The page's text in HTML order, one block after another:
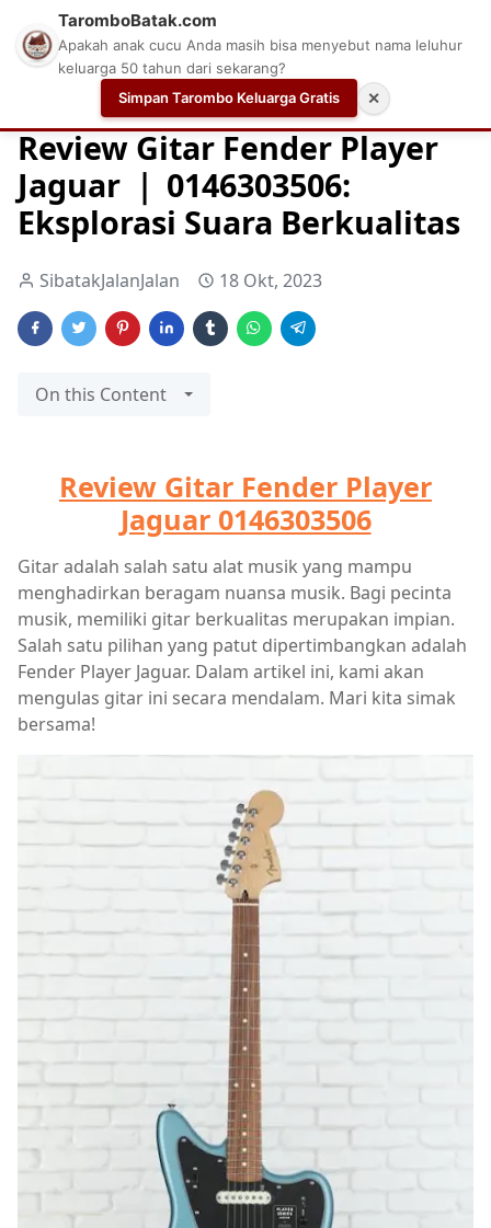
Gitar GITAR ELEKTRIK GITAR FENDER
Review Gitar Fender Player
Jaguar ｜ 0146303506:
Eksplorasi Suara Berkualitas
SibatakJalanJalan 18 Okt, 2023
On this Content
Review Gitar Fender Player
Jaguar 0146303506
Gitar adalah salah satu alat musik yang mampu
menghadirkan beragam nuansa musik. Bagi pecinta
musik, memiliki gitar berkualitas merupakan impian.
Salah satu pilihan yang patut dipertimbangkan adalah
Fender Player Jaguar. Dalam artikel ini, kami akan
mengulas gitar ini secara mendalam. Mari kita simak
bersama!
TaromboBatak.com
Apakah anak cucu Anda masih bisa menyebut nama leluhur
keluarga 50 tahun dari sekarang?
Simpan Tarombo Keluarga Gratis
✕